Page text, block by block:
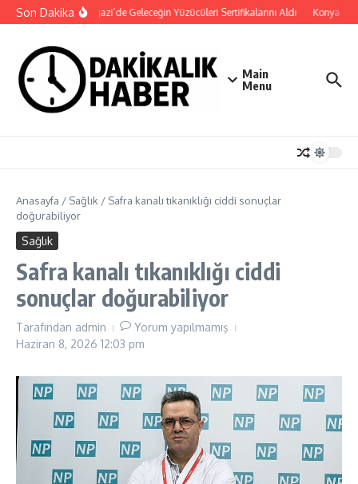
İçeriğe atla
Son DakikaOsmangazi’de Geleceğin Yüzücüleri Sertifikalarını Aldı Konya
Main
Menu
Anasayfa / Sağlık / Safra kanalı tıkanıklığı ciddi sonuçlar
doğurabiliyor
Sağlık
Safra kanalı tıkanıklığı ciddi
sonuçlar doğurabiliyor
Tarafından admin
Yorum yapılmamış
Haziran 8, 2026 12:03 pm